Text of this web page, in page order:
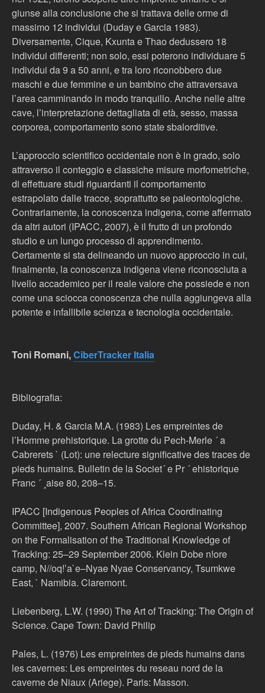
giunse alla conclusione che si trattava delle orme di
massimo 12 individui (Duday e Garcia 1983).
Diversamente, Cique, Kxunta e Thao dedussero 18
individui differenti; non solo, essi poterono individuare 5
individui da 9 a 50 anni, e tra loro riconobbero due
maschi e due femmine e un bambino che attraversava
l’area camminando in modo tranquillo. Anche nelle altre
cave, l’interpretazione dettagliata di età, sesso, massa
corporea, comportamento sono state sbalorditive.
L’approccio scientifico occidentale non è in grado, solo
attraverso il conteggio e classiche misure morfometriche,
di effettuare studi riguardanti il comportamento
estrapolato dalle tracce, soprattutto se paleontologiche.
Contrariamente, la conoscenza indigena, come affermato
da altri autori (IPACC, 2007), è il frutto di un profondo
studio e un lungo processo di apprendimento.
Certamente si sta delineando un nuovo approccio in cui,
finalmente, la conoscenza indigena viene riconosciuta a
livello accademico per il reale valore che possiede e non
come una sciocca conoscenza che nulla aggiungeva alla
potente e infallibile scienza e tecnologia occidentale.
Toni Romani,CiberTracker Italia
Bibliografia:
Duday, H. & Garcia M.A. (1983) Les empreintes de
l’Homme prehistorique. La grotte du Pech-Merle ´ a
Cabrerets ` (Lot): une relecture significative des traces de
pieds humains. Bulletin de la Societ´ e Pr ´ ehistorique
Franc ´ ¸aise 80, 208–15.
IPACC [Indigenous Peoples of Africa Coordinating
Committee], 2007. Southern African Regional Workshop
on the Formalisation of the Traditional Knowledge of
Tracking: 25–29 September 2006. Klein Dobe n!ore
camp, N//oq!’a`e–Nyae Nyae Conservancy, Tsumkwe
East, ` Namibia. Claremont.
Liebenberg, L.W. (1990) The Art of Tracking: The Origin of
Science. Cape Town: David Philip
Pales, L. (1976) Les empreintes de pieds humains dans
les cavernes: Les empreintes du reseau nord de la
caverne de Niaux (Ariege). Paris: Masson.